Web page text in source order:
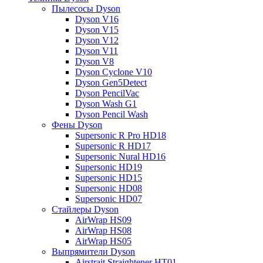
Пылесосы Dyson
Dyson V16
Dyson V15
Dyson V12
Dyson V11
Dyson V8
Dyson Cyclone V10
Dyson Gen5Detect
Dyson PencilVac
Dyson Wash G1
Dyson Pencil Wash
Фены Dyson
Supersonic R Pro HD18
Supersonic R HD17
Supersonic Nural HD16
Supersonic HD19
Supersonic HD15
Supersonic HD08
Supersonic HD07
Стайлеры Dyson
AirWrap HS09
AirWrap HS08
AirWrap HS05
Выпрямители Dyson